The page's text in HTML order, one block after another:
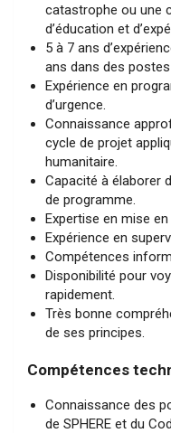
catastrophe ou une
d’éducation et
5 à 7 ans
ans dans des postes
Expérience en
d’urgence.
Connaissance
cycle de projet
humanitaire.
Capacité à élaborer
de programme.
Expertise en mise
Expérience en
Compétences
Disponibilité pour
rapidement.
Très bonne
de ses principes.
Compétences
Connaissance des
de SPHERE et du